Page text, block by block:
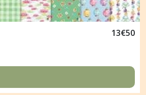
13€50